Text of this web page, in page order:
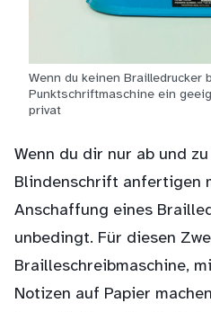
Wenn du keinen Brailledrucker
Punktschriftmaschine ein
privat
Wenn du dir nur ab und
Blindenschrift anfertigen
Anschaffung eines
unbedingt. Für diesen
Brailleschreibmaschine,
Notizen auf Papier